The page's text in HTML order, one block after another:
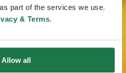
part of the services we use.
& Terms.
Allow all